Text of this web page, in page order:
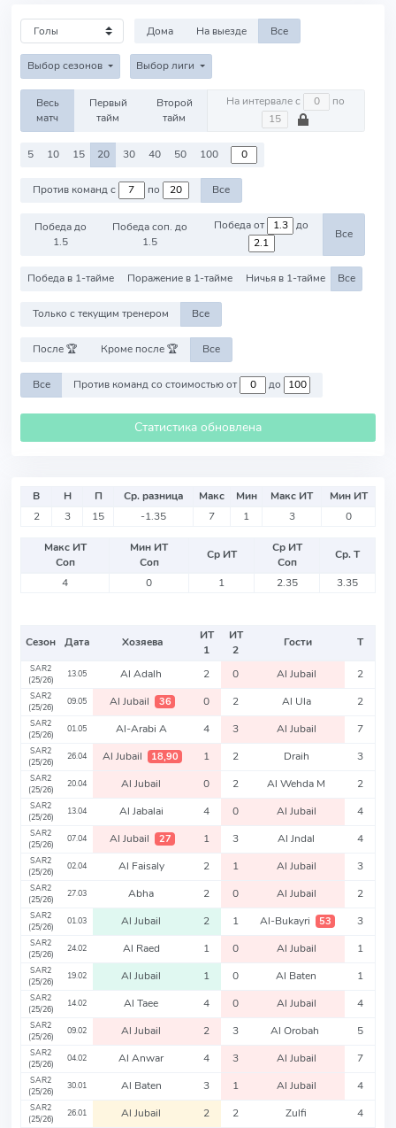
Дома На выезде Все
Выбор сезонов Выбор лиги
Весь
матч
Первый
тайм
Второй
тайм
На интервале с по
5 10 15 20 30 40 50 100
Против команд с по Все
Победа до
1.5
Победа соп. до
1.5
Победа от до
Все
Победа в 1-тайме Поражение в 1-тайме Ничья в 1-тайме Все
Только с текущим тренером Все
После 🏆 Кроме после 🏆 Все
Все Против команд со стоимостью от до
Статистика обновлена
В Н П Ср. разница Макс Мин Макс ИТ
Мин ИТ
2
3 15 -1.35 7 1 3 0
Макс ИТ
Соп
Мин ИТ
Соп
Ср ИТ
Ср ИТ
Соп
Ср. Т
4
0 1 2.35 3.35
Сезон Дата Хозяева
ИТ
1
ИТ
2
Гости Т
SAR2
(25/26)
13.05 Al Adalh 2 0 Al Jubail 2
SAR2
(25/26)
09.05 Al Jubail 36 0 2 Al Ula 2
SAR2
(25/26)
01.05 Al-Arabi A 4 3 Al Jubail 7
SAR2
(25/26)
26.04 Al Jubail 18,90 1 2 Draih 3
SAR2
(25/26)
20.04 Al Jubail 0 2 Al Wehda M 2
SAR2
(25/26)
13.04 Al Jabalai 4 0 Al Jubail 4
SAR2
(25/26)
07.04 Al Jubail 27 1 3 Al Jndal 4
SAR2
(25/26)
02.04 Al Faisaly 2 1 Al Jubail 3
SAR2
(25/26)
27.03 Abha 2 0 Al Jubail 2
SAR2
(25/26)
01.03 Al Jubail 2 1 Al-Bukayri 53 3
SAR2
(25/26)
24.02 Al Raed 1 0 Al Jubail 1
SAR2
(25/26)
19.02 Al Jubail 1 0 Al Baten 1
SAR2
(25/26)
14.02 Al Taee 4 0 Al Jubail 4
SAR2
(25/26)
09.02 Al Jubail 2 3 Al Orobah 5
SAR2
(25/26)
04.02 Al Anwar 4 3 Al Jubail 7
SAR2
(25/26)
30.01 Al Baten 3 1 Al Jubail 4
SAR2
(25/26)
26.01 Al Jubail 2 2 Zulfi 4